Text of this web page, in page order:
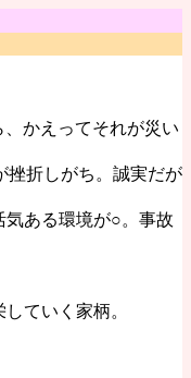
かえってそれが災い
折しがち。誠実だが
ある環境が○。事故
ていく家柄。